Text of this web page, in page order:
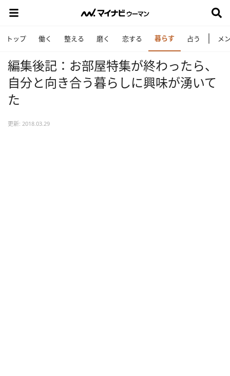
トップ 働く 整える 磨く 恋する 暮らす 占う メ
編集後記：お部屋特集が終わったら、
自分と向き合う暮らしに興味が湧いて
た
更新: 2018.03.29